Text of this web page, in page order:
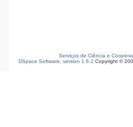
Serviços de Ciência e
DSpace Software, version 1.6.2 Copyright ©